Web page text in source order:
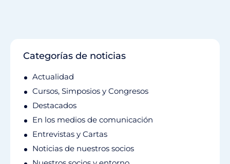
Categorías de noticias
Actualidad
Cursos, Simposios y Congresos
Destacados
En los medios de comunicación
Entrevistas y Cartas
Noticias de nuestros socios